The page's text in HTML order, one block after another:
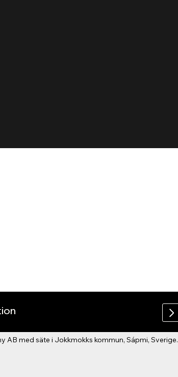
AB med säte i Jokkmokks kommun, Sápmi, Sverige.